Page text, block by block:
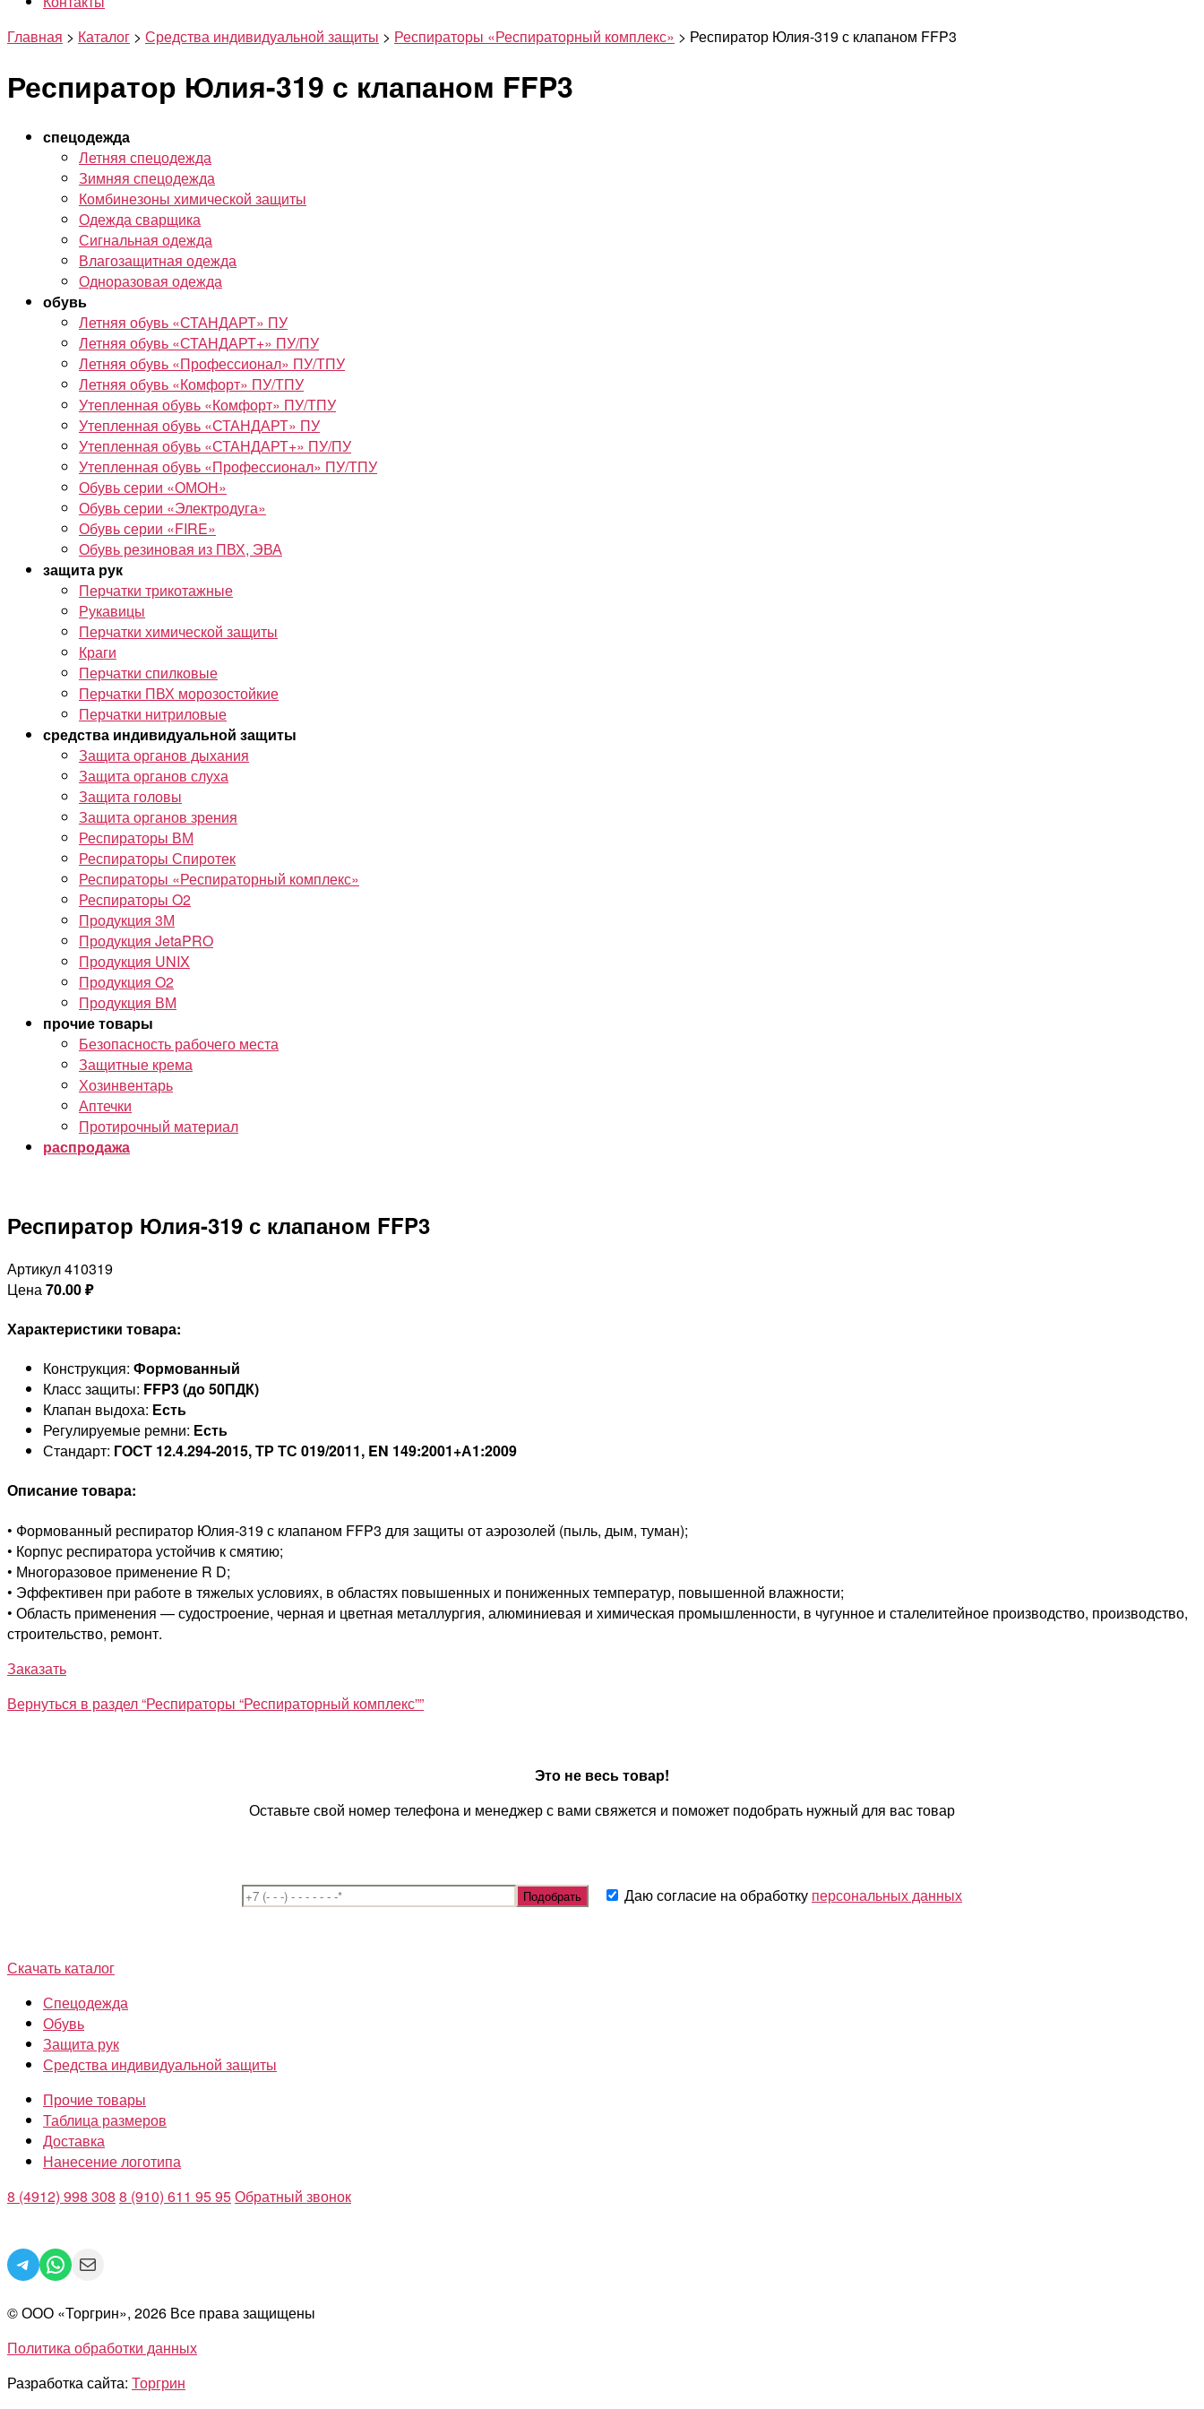
Главная > Каталог > Средства индивидуальной защиты > Респираторы «Респираторный комплекс» > Респиратор Юлия-319 с клапаном FFP3
Респиратор Юлия-319 с клапаном FFP3
спецодежда
Летняя спецодежда
Зимняя спецодежда
Комбинезоны химической защиты
Одежда сварщика
Сигнальная одежда
Влагозащитная одежда
Одноразовая одежда
обувь
Летняя обувь «СТАНДАРТ» ПУ
Летняя обувь «СТАНДАРТ+» ПУ/ПУ
Летняя обувь «Профессионал» ПУ/ТПУ
Летняя обувь «Комфорт» ПУ/ТПУ
Утепленная обувь «Комфорт» ПУ/ТПУ
Утепленная обувь «СТАНДАРТ» ПУ
Утепленная обувь «СТАНДАРТ+» ПУ/ПУ
Утепленная обувь «Профессионал» ПУ/ТПУ
Обувь серии «ОМОН»
Обувь серии «Электродуга»
Обувь серии «FIRE»
Обувь резиновая из ПВХ, ЭВА
защита рук
Перчатки трикотажные
Рукавицы
Перчатки химической защиты
Краги
Перчатки спилковые
Перчатки ПВХ морозостойкие
Перчатки нитриловые
средства индивидуальной защиты
Защита органов дыхания
Защита органов слуха
Защита головы
Защита органов зрения
Респираторы ВМ
Респираторы Спиротек
Респираторы «Респираторный комплекс»
Респираторы O2
Продукция 3М
Продукция JetaPRO
Продукция UNIX
Продукция O2
Продукция ВМ
прочие товары
Безопасность рабочего места
Защитные крема
Хозинвентарь
Аптечки
Протирочный материал
распродажа
Респиратор Юлия-319 с клапаном FFP3
Артикул 410319
Цена70.00₽
Характеристики товара:
Конструкция: Формованный
Класс защиты: FFP3 (до 50ПДК)
Клапан выдоха: Есть
Регулируемые ремни: Есть
Стандарт: ГОСТ 12.4.294-2015, ТР ТС 019/2011, EN 149:2001+А1:2009
Описание товара:
• Формованный респиратор Юлия-319 с клапаном FFP3 для защиты от аэрозолей (пыль, дым, туман);
• Корпус респиратора устойчив к смятию;
• Многоразовое применение R D;
• Эффективен при работе в тяжелых условиях, в областях повышенных и пониженных температур, повышенной влажности;
• Область применения — судостроение, черная и цветная металлургия, алюминиевая и химическая промышленности, в чугунное и сталелитейное производство, производство,
строительство, ремонт.
Заказать
Вернуться в раздел “Респираторы “Респираторный комплекс””
Это не весь товар!
Оставьте свой номер телефона и менеджер с вами свяжется и поможет подобрать нужный для вас товар
Даю согласие на обработку персональных данных
Скачать каталог
Спецодежда
Обувь
Защита рук
Средства индивидуальной защиты
Прочие товары
Таблица размеров
Доставка
Нанесение логотипа
8 (4912) 998 308 8 (910) 611 95 95Обратный звонок
Telegram
WhatsApp
Mail
© ООО «Торгрин», 2026 Все права защищены
Политика обработки данных
Разработка сайта: Торгрин